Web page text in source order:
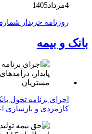
4مرداد1405
روزنامه خریدار شماره 2195
بانک و بیمه
اجرای برنامه تحول
کارمزدی و بازسازی